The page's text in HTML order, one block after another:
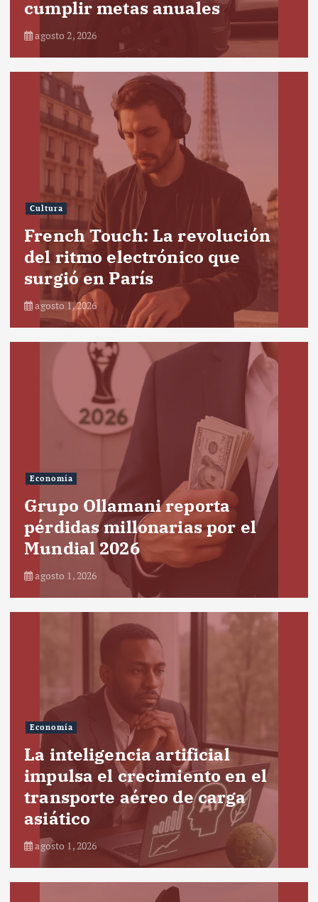
cumplir metas anuales
agosto 2, 2026
Cultura
French Touch: La revolución
del ritmo electrónico que
surgió en París
agosto 1, 2026
Economía
Grupo Ollamani reporta
pérdidas millonarias por el
Mundial 2026
agosto 1, 2026
Economía
La inteligencia artificial
impulsa el crecimiento en el
transporte aéreo de carga
asiático
agosto 1, 2026